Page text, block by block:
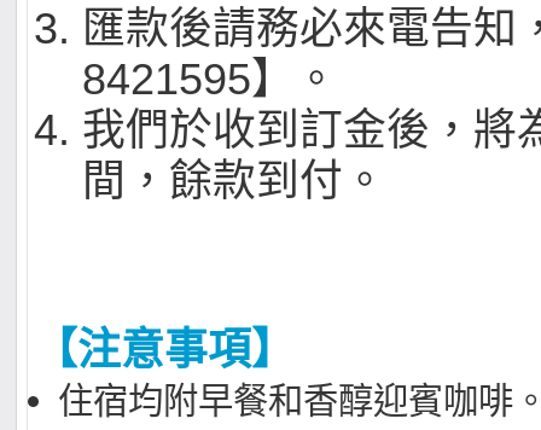
匯款後請務必來電告知
8421595】。
我們於收到訂金後，將
間，餘款到付。
【注意事項】
住宿均附早餐和香醇迎賓咖啡